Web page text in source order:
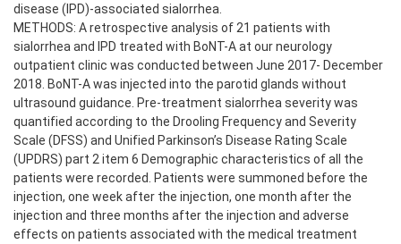
disease (IPD)-associated sialorrhea.
METHODS: A retrospective analysis of 21 patients with
sialorrhea and IPD treated with BoNT-A at our neurology
outpatient clinic was conducted between June 2017- December
2018. BoNT-A was injected into the parotid glands without
ultrasound guidance. Pre-treatment sialorrhea severity was
quantified according to the Drooling Frequency and Severity
Scale (DFSS) and Unified Parkinson’s Disease Rating Scale
(UPDRS) part 2 item 6 Demographic characteristics of all the
patients were recorded. Patients were summoned before the
injection, one week after the injection, one month after the
injection and three months after the injection and adverse
effects on patients associated with the medical treatment